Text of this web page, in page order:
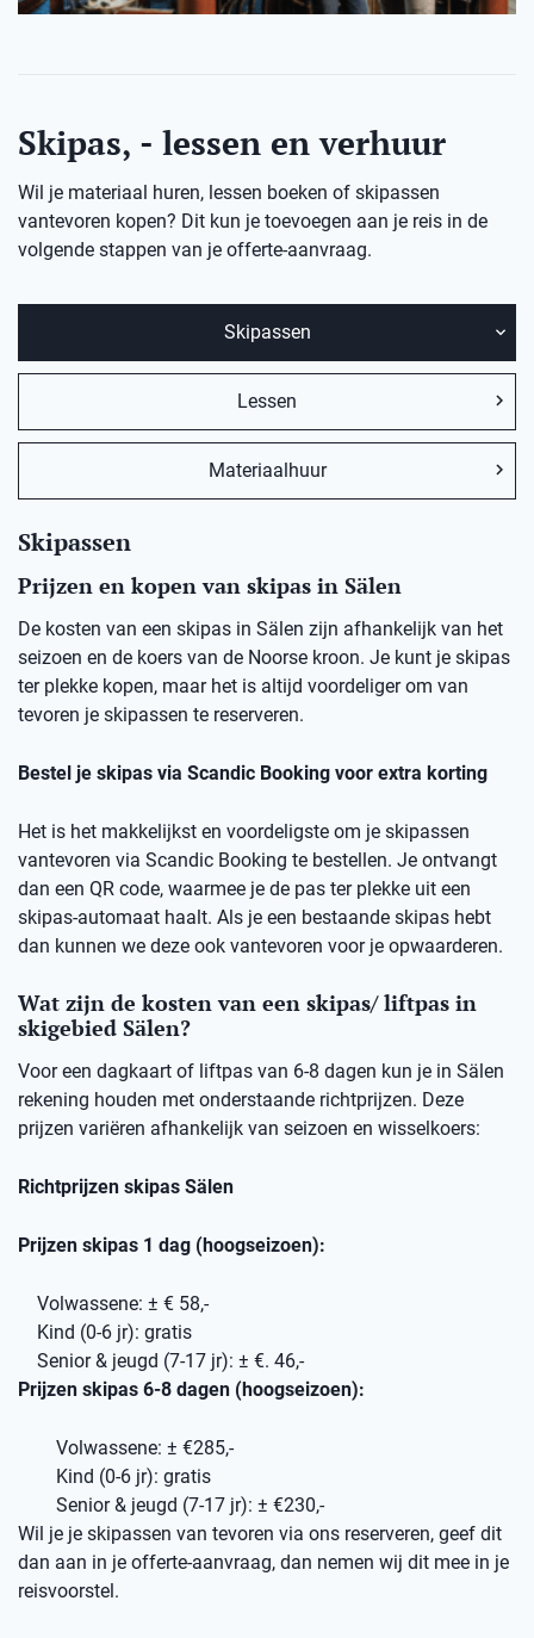
Skipas, - lessen en verhuur
Wil je materiaal huren, lessen boeken of skipassen
vantevoren kopen? Dit kun je toevoegen aan je reis in de
volgende stappen van je offerte-aanvraag.
Skipassen
Lessen
Materiaalhuur
Skipassen
Prijzen en kopen van skipas in Sälen
De kosten van een skipas in Sälen zijn afhankelijk van het
seizoen en de koers van de Noorse kroon. Je kunt je skipas
ter plekke kopen, maar het is altijd voordeliger om van
tevoren je skipassen te reserveren.
Bestel je skipas via Scandic Booking voor extra korting
Het is het makkelijkst en voordeligste om je skipassen
vantevoren via Scandic Booking te bestellen. Je ontvangt
dan een QR code, waarmee je de pas ter plekke uit een
skipas-automaat haalt. Als je een bestaande skipas hebt
dan kunnen we deze ook vantevoren voor je opwaarderen.
Wat zijn de kosten van een skipas/ liftpas in
skigebied Sälen?
Voor een dagkaart of liftpas van 6-8 dagen kun je in Sälen
rekening houden met onderstaande richtprijzen. Deze
prijzen variëren afhankelijk van seizoen en wisselkoers:
Richtprijzen skipas Sälen
Prijzen skipas 1 dag (hoogseizoen):
Volwassene: ± € 58,-
Kind (0-6 jr): gratis
Senior & jeugd (7-17 jr): ± €. 46,-
Prijzen skipas 6-8 dagen (hoogseizoen):
Volwassene: ± €285,-
Kind (0-6 jr): gratis
Senior & jeugd (7-17 jr): ± €230,-
Wil je je skipassen van tevoren via ons reserveren, geef dit
dan aan in je offerte-aanvraag, dan nemen wij dit mee in je
reisvoorstel.